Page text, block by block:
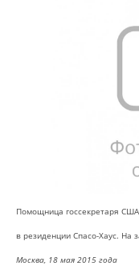
Помощница госсекретаря
в резиденции Спасо-Хаус.
Москва, 18 мая 2015 года